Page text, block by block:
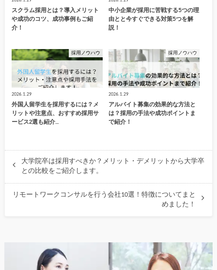
スクラム採用とは？導入メリット
や成功のコツ、成功事例もご紹
介！
中小企業が採用に苦戦する5つの理
由とと今すぐできる対策5つを解
説！
採用ノウハウ
2026.1.29
外国人留学生を採用するには？メ
リットや注意点、おすすめ採用サ
ービス2選も紹介…
採用ノウハウ
2026.1.29
アルバイト募集の効果的な方法と
は？採用の手法や成功ポイントま
で紹介！
大学院卒は採用すべきか？メリット・デメリットから大学卒
との比較をご紹介します。
リモートワークコンサルを行う会社10選！特徴についてまと
めました！